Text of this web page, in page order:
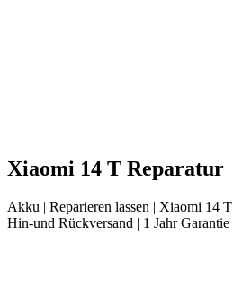
Xiaomi 14 T Reparatur
Akku | Reparieren lassen | Xiaomi 14 T
Hin-und Rückversand | 1 Jahr Garantie